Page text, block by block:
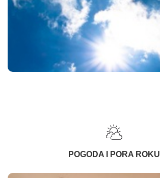
POGODA I PORA ROKU